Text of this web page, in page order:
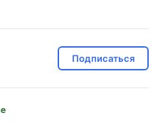
Подписаться